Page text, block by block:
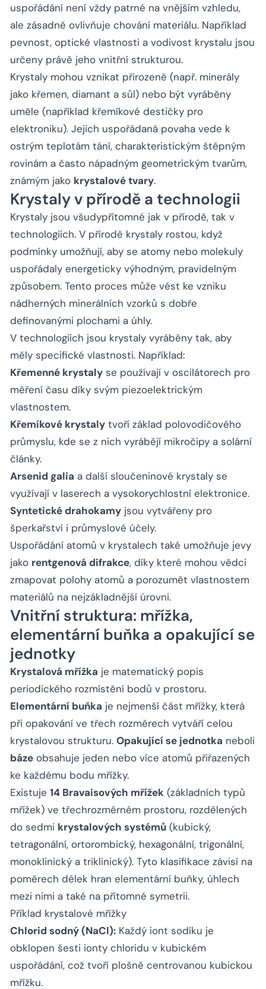
uspořádání není vždy patrné na vnějším vzhledu,
ale zásadně ovlivňuje chování materiálu. Například
pevnost, optické vlastnosti a vodivost krystalu jsou
určeny právě jeho vnitřní strukturou.
Krystaly mohou vznikat přirozeně (např. minerály
jako křemen, diamant a sůl) nebo být vyráběny
uměle (například křemíkové destičky pro
elektroniku). Jejich uspořádaná povaha vede k
ostrým teplotám tání, charakteristickým štěpným
rovinám a často nápadným geometrickým tvarům,
známým jako krystalové tvary.
Krystaly v přírodě a technologii
Krystaly jsou všudypřítomné jak v přírodě, tak v
technologiích. V přírodě krystaly rostou, když
podmínky umožňují, aby se atomy nebo molekuly
uspořádaly energeticky výhodným, pravidelným
způsobem. Tento proces může vést ke vzniku
nádherných minerálních vzorků s dobře
definovanými plochami a úhly.
V technologiích jsou krystaly vyráběny tak, aby
měly specifické vlastnosti. Například:
Křemenné krystaly se používají v oscilátorech pro
měření času díky svým piezoelektrickým
vlastnostem.
Křemíkové krystaly tvoří základ polovodičového
průmyslu, kde se z nich vyrábějí mikročipy a solární
články.
Arsenid galia a další sloučeninové krystaly se
využívají v laserech a vysokorychlostní elektronice.
Syntetické drahokamy jsou vytvářeny pro
šperkařství i průmyslové účely.
Uspořádání atomů v krystalech také umožňuje jevy
jako rentgenová difrakce, díky které mohou vědci
zmapovat polohy atomů a porozumět vlastnostem
materiálů na nejzákladnější úrovni.
Vnitřní struktura: mřížka,
elementární buňka a opakující se
jednotky
Krystalová mřížka je matematický popis
periodického rozmístění bodů v prostoru.
Elementární buňka je nejmenší část mřížky, která
při opakování ve třech rozměrech vytváří celou
krystalovou strukturu. Opakující se jednotka neboli
báze obsahuje jeden nebo více atomů přiřazených
ke každému bodu mřížky.
Existuje 14 Bravaisových mřížek (základních typů
mřížek) ve třechrozměrném prostoru, rozdělených
do sedmi krystalových systémů (kubický,
tetragonální, ortorombický, hexagonální, trigonální,
monoklinický a triklinický). Tyto klasifikace závisí na
poměrech délek hran elementární buňky, úhlech
mezi nimi a také na přítomné symetrii.
Příklad krystalové mřížky
Chlorid sodný (NaCl): Každý iont sodíku je
obklopen šesti ionty chloridu v kubickém
uspořádání, což tvoří plošně centrovanou kubickou
mřížku.